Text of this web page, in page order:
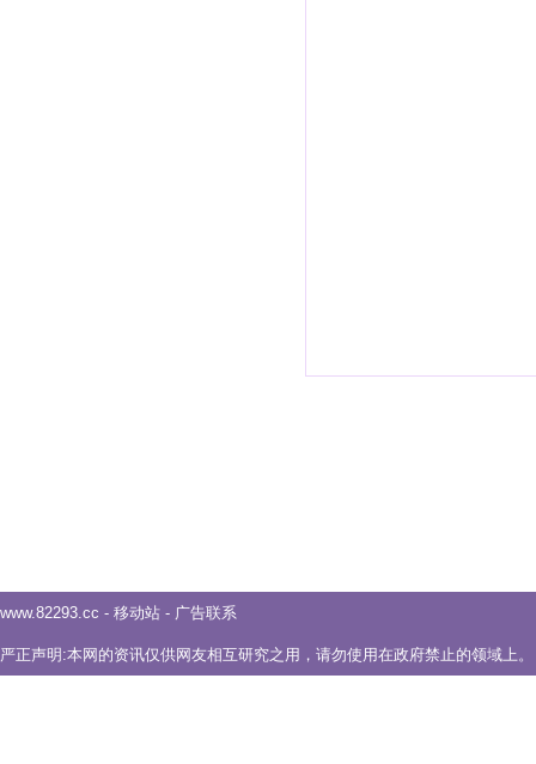
www.82293.cc - 移动站 - 广告联系
严正声明:本网的资讯仅供网友相互研究之用，请勿使用在政府禁止的领域上。